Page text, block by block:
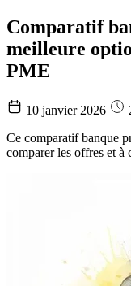
Comparatif
meilleure
PME
10 janvier 2026
Ce comparatif banque
comparer les offres et à